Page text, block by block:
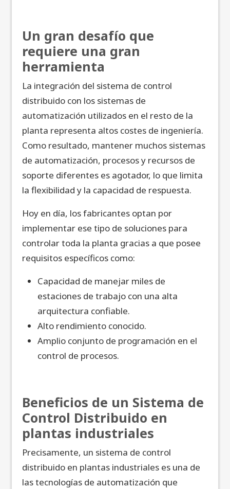
Un gran desafío que
requiere una gran
herramienta
La integración del sistema de control
distribuido con los sistemas de
automatización utilizados en el resto de la
planta representa altos costes de ingeniería.
Como resultado, mantener muchos sistemas
de automatización, procesos y recursos de
soporte diferentes es agotador, lo que limita
la flexibilidad y la capacidad de respuesta.
Hoy en día, los fabricantes optan por
implementar ese tipo de soluciones para
controlar toda la planta gracias a que posee
requisitos específicos como:
Capacidad de manejar miles de
estaciones de trabajo con una alta
arquitectura confiable.
Alto rendimiento conocido.
Amplio conjunto de programación en el
control de procesos.
Beneficios de un Sistema de
Control Distribuido en
plantas industriales
Precisamente, un sistema de control
distribuido en plantas industriales es una de
las tecnologías de automatización que